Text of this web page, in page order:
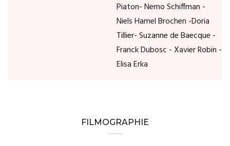
Piaton- Nemo Schiffman -
Niels Hamel Brochen -Doria
Tillier- Suzanne de Baecque -
Franck Dubosc - Xavier Robin -
Elisa Erka
FILMOGRAPHIE